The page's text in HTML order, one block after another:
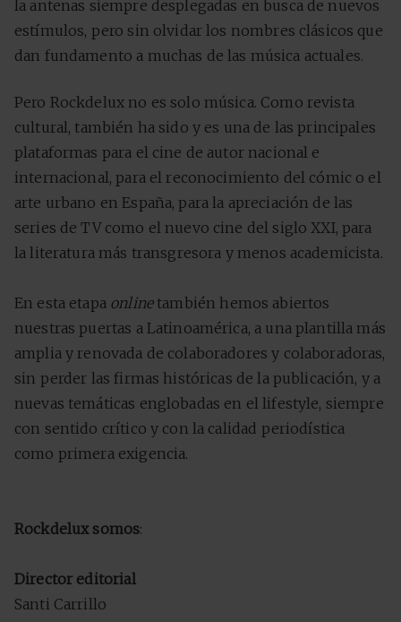
la antenas siempre desplegadas en busca de nuevos
estímulos, pero sin olvidar los nombres clásicos que
dan fundamento a muchas de las música actuales.
Pero Rockdelux no es solo música. Como revista
cultural, también ha sido y es una de las principales
plataformas para el cine de autor nacional e
internacional, para el reconocimiento del cómic o el
arte urbano en España, para la apreciación de las
series de TV como el nuevo cine del siglo XXI, para
la literatura más transgresora y menos academicista.
En esta etapa onlinetambién hemos abiertos
nuestras puertas a Latinoamérica, a una plantilla más
amplia y renovada de colaboradores y colaboradoras,
sin perder las firmas históricas de la publicación, y a
nuevas temáticas englobadas en el lifestyle, siempre
con sentido crítico y con la calidad periodística
como primera exigencia.
Rockdelux somos:
Director editorial
Santi Carrillo